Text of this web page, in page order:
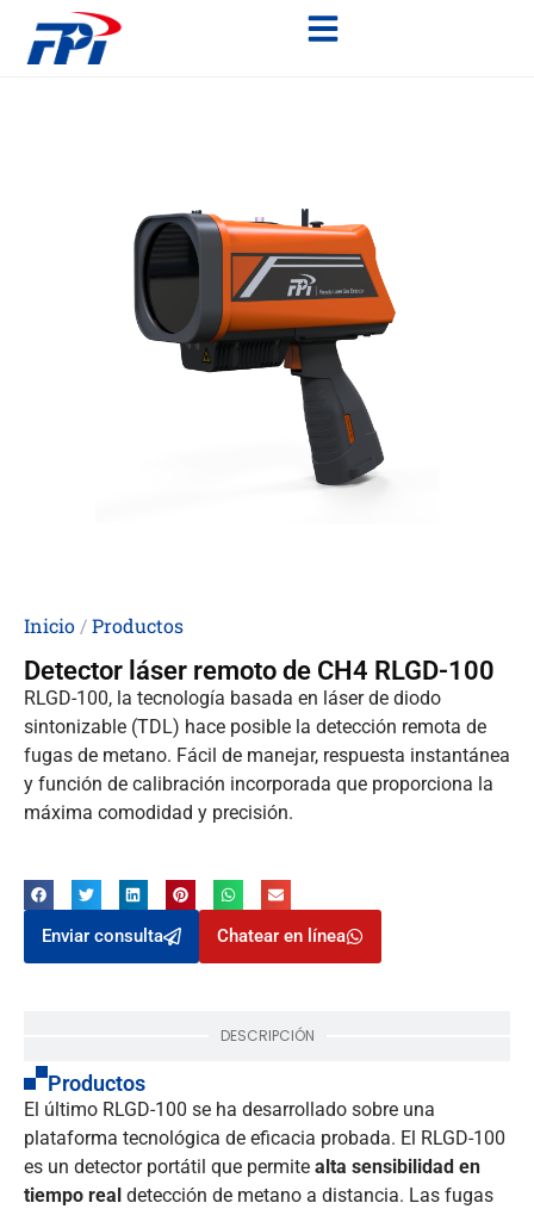
Inicio/Productos
Detector láser remoto de CH4 RLGD-100
RLGD-100, la tecnología basada en láser de diodo
sintonizable (TDL) hace posible la detección remota de
fugas de metano. Fácil de manejar, respuesta instantánea
y función de calibración incorporada que proporciona la
máxima comodidad y precisión.
Enviar consulta Chatear en línea
DESCRIPCIÓN
Productos
El último RLGD-100 se ha desarrollado sobre una
plataforma tecnológica de eficacia probada. El RLGD-100
es un detector portátil que permite alta sensibilidad en
tiempo real detección de metano a distancia. Las fugas